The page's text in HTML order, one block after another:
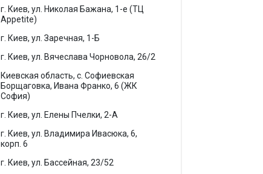
г. Киев, ул. Николая Бажана, 1-е (ТЦ
Appetite)
г. Киев, ул. Заречная, 1-Б
г. Киев, ул. Вячеслава Чорновола, 26/2
Киевская область, с. Софиевская
Борщаговка, Ивана Франко, 6 (ЖК
София)
г. Киев, ул. Елены Пчелки, 2-А
г. Киев, ул. Владимира Ивасюка, 6,
корп. 6
г. Киев, ул. Бассейная, 23/52